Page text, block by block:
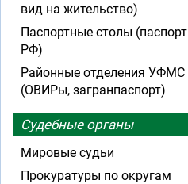
вид на жительство)
Паспортные столы (паспорт
РФ)
Районные отделения УФМС
(ОВИРы, загранпаспорт)
Судебные органы
Мировые судьи
Прокуратуры по округам